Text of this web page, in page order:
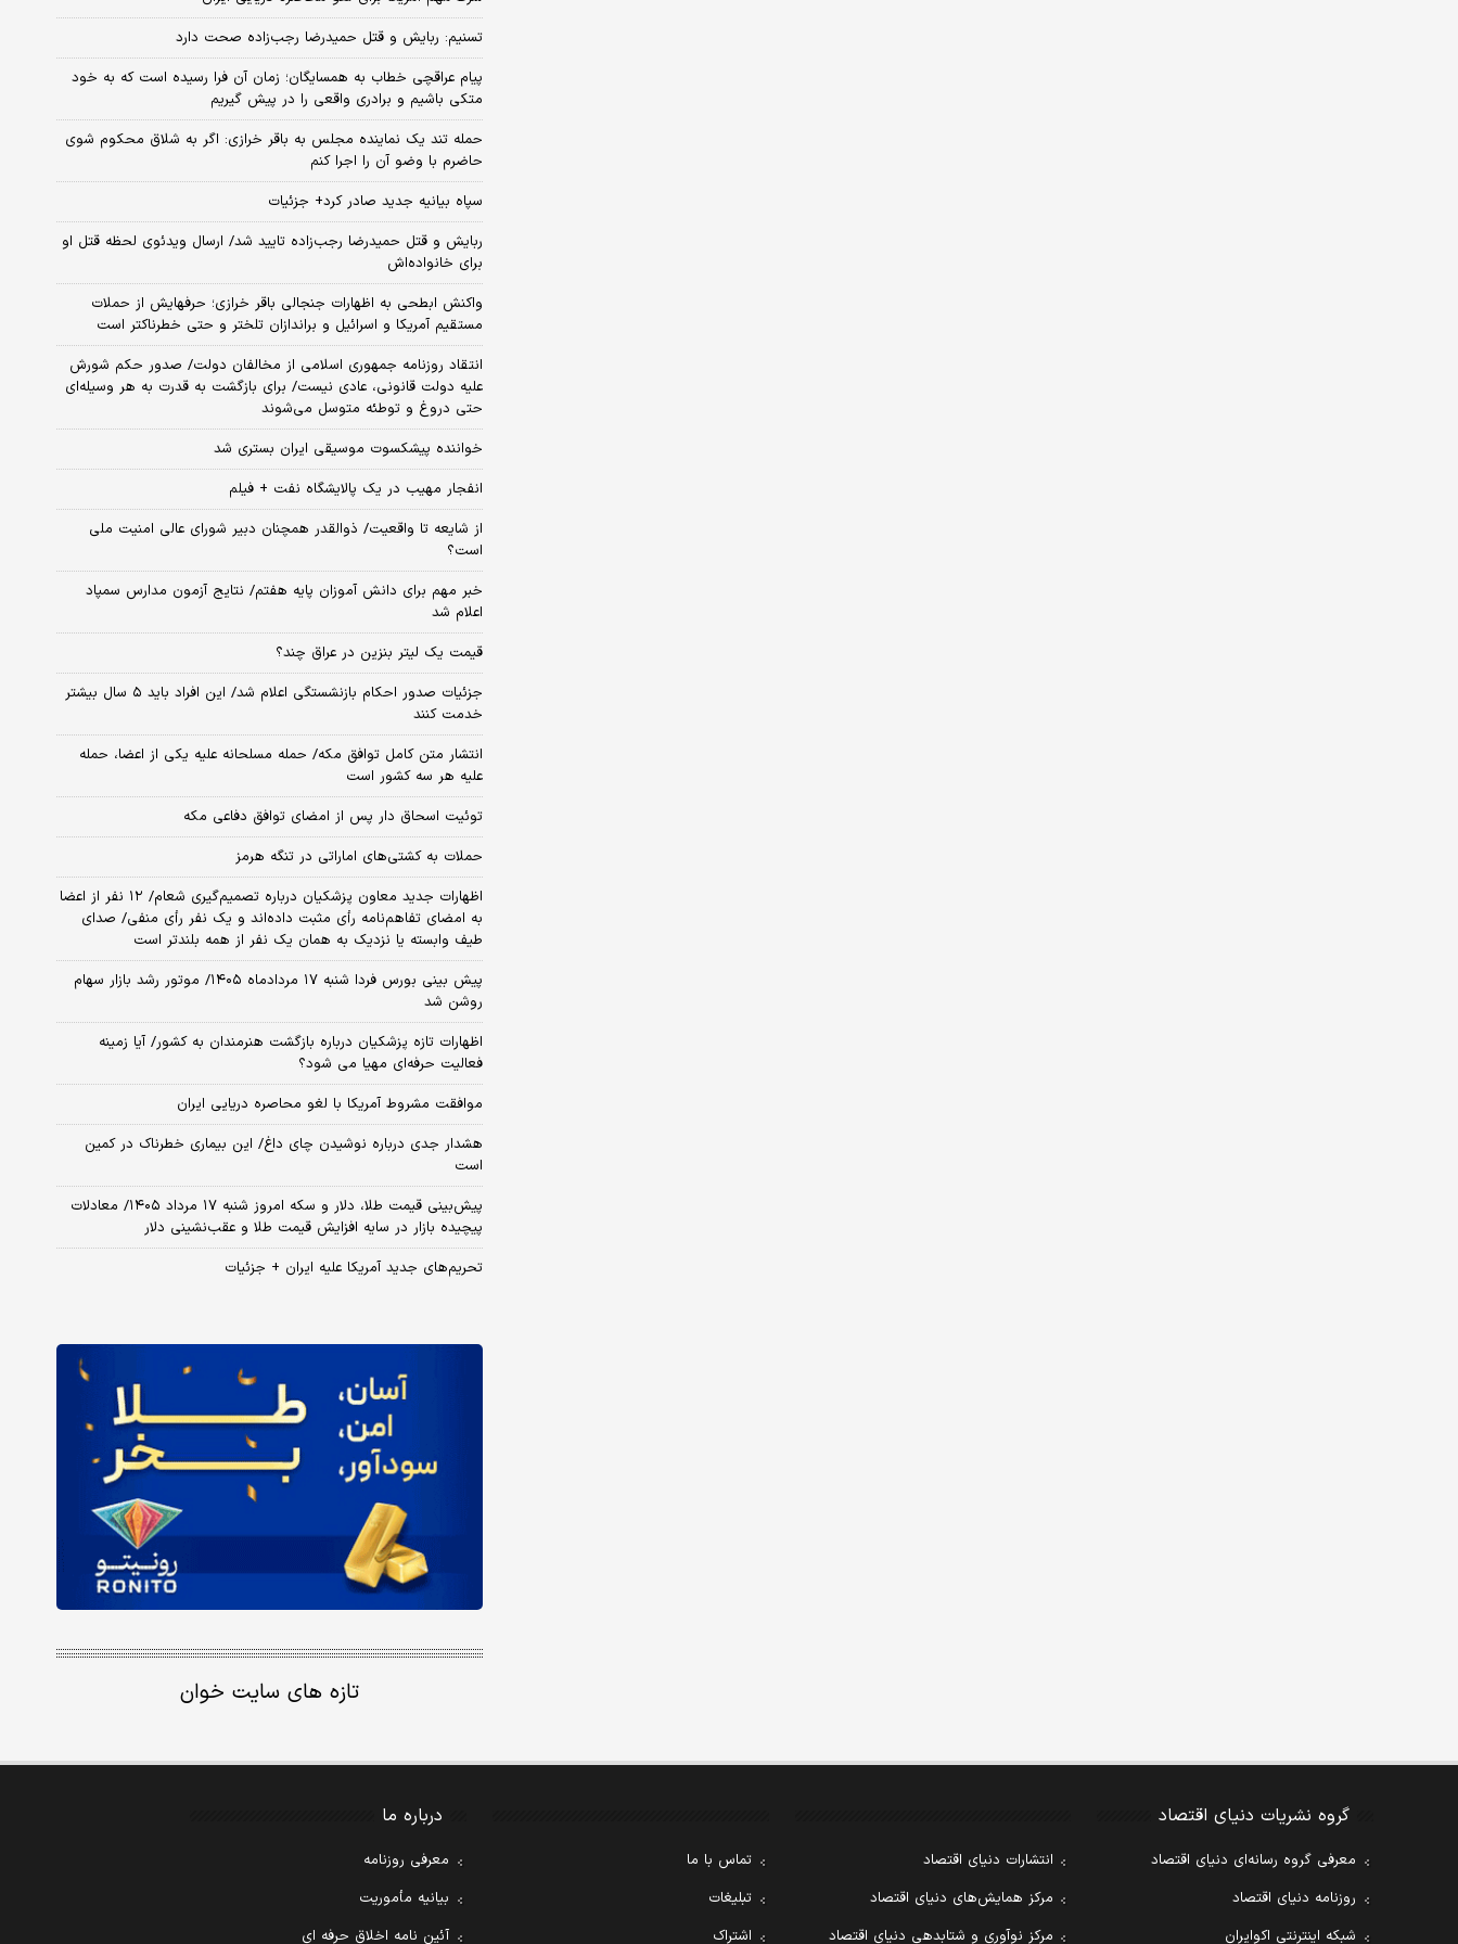
تسنیم: ربایش و قتل حمیدرضا رجب‌زاده صحت دارد
پیام عراقچی خطاب به همسایگان؛ زمان آن فرا رسیده است که به خود
متکی باشیم و برادری واقعی را در پیش گیریم
حمله تند یک نماینده مجلس به باقر خرازی: اگر به شلاق محکوم شوی
حاضرم با وضو آن را اجرا کنم
سپاه بیانیه جدید صادر کرد+ جزئیات
ربایش و قتل حمیدرضا رجب‌زاده تایید شد/ ارسال ویدئوی لحظه قتل او
برای خانواده‌اش
واکنش ابطحی به اظهارات جنجالی باقر خرازی؛ حرفهایش از حملات
مستقیم آمریکا و اسرائیل و براندازان تلختر و حتی خطرناکتر است
انتقاد روزنامه جمهوری اسلامی از مخالفان دولت/ صدور حکم شورش
علیه دولت قانونی، عادی نیست/ برای بازگشت به قدرت به هر وسیله‌ای
حتی دروغ و توطئه متوسل می‌شوند
خواننده پیشکسوت موسیقی ایران بستری شد
انفجار مهیب در یک پالایشگاه نفت + فیلم
از شایعه تا واقعیت/ ذوالقدر همچنان دبیر شورای ‌عالی امنیت ملی
است؟
خبر مهم برای دانش آموزان پایه هفتم/ نتایج آزمون مدارس سمپاد
اعلام شد
قیمت یک لیتر بنزین در عراق چند؟
جزئیات صدور احکام بازنشستگی اعلام شد/ این افراد باید ۵ سال بیشتر
خدمت کنند
انتشار متن کامل توافق مکه/ حمله مسلحانه علیه یکی از اعضا، حمله
علیه هر سه کشور است
توئیت اسحاق دار پس از امضای توافق دفاعی مکه
حملات به کشتی‌های اماراتی در تنگه هرمز
اظهارات جدید معاون پزشکیان درباره تصمیم‌گیری شعام/ ۱۲ نفر از اعضا
به امضای تفاهم‌نامه رأی مثبت داده‌اند و یک نفر رأی منفی/ صدای
طیف وابسته یا نزدیک به همان یک نفر از همه بلندتر است
پیش بینی بورس فردا شنبه ۱۷ مردادماه ۱۴۰۵/ موتور رشد بازار سهام
روشن شد
اظهارات تازه پزشکیان درباره بازگشت هنرمندان به کشور/ آیا زمینه
فعالیت حرفه‌ای مهیا می شود؟
موافقت مشروط آمریکا با لغو محاصره دریایی ایران
هشدار جدی درباره نوشیدن چای داغ/ این بیماری خطرناک در کمین
است
پیش‌بینی قیمت طلا، دلار و سکه امروز شنبه ۱۷ مرداد ۱۴۰۵/ معادلات
پیچیده بازار در سایه افزایش قیمت طلا و عقب‌نشینی دلار
تحریم‌های جدید آمریکا علیه ایران + جزئیات
تازه های سایت خوان
گروه نشریات دنیای اقتصاد
معرفی گروه رسانه‌ای دنیای اقتصاد
روزنامه دنیای اقتصاد
شبکه اینترنتی اکوایران
انتشارات دنیای اقتصاد
مرکز همایش‌های دنیای اقتصاد
مرکز نوآوری و شتابدهی دنیای اقتصاد
تماس با ما
تبلیغات
اشتراک
درباره ما
معرفی روزنامه
بیانیه مأموریت
آئین نامه اخلاق حرفه ای